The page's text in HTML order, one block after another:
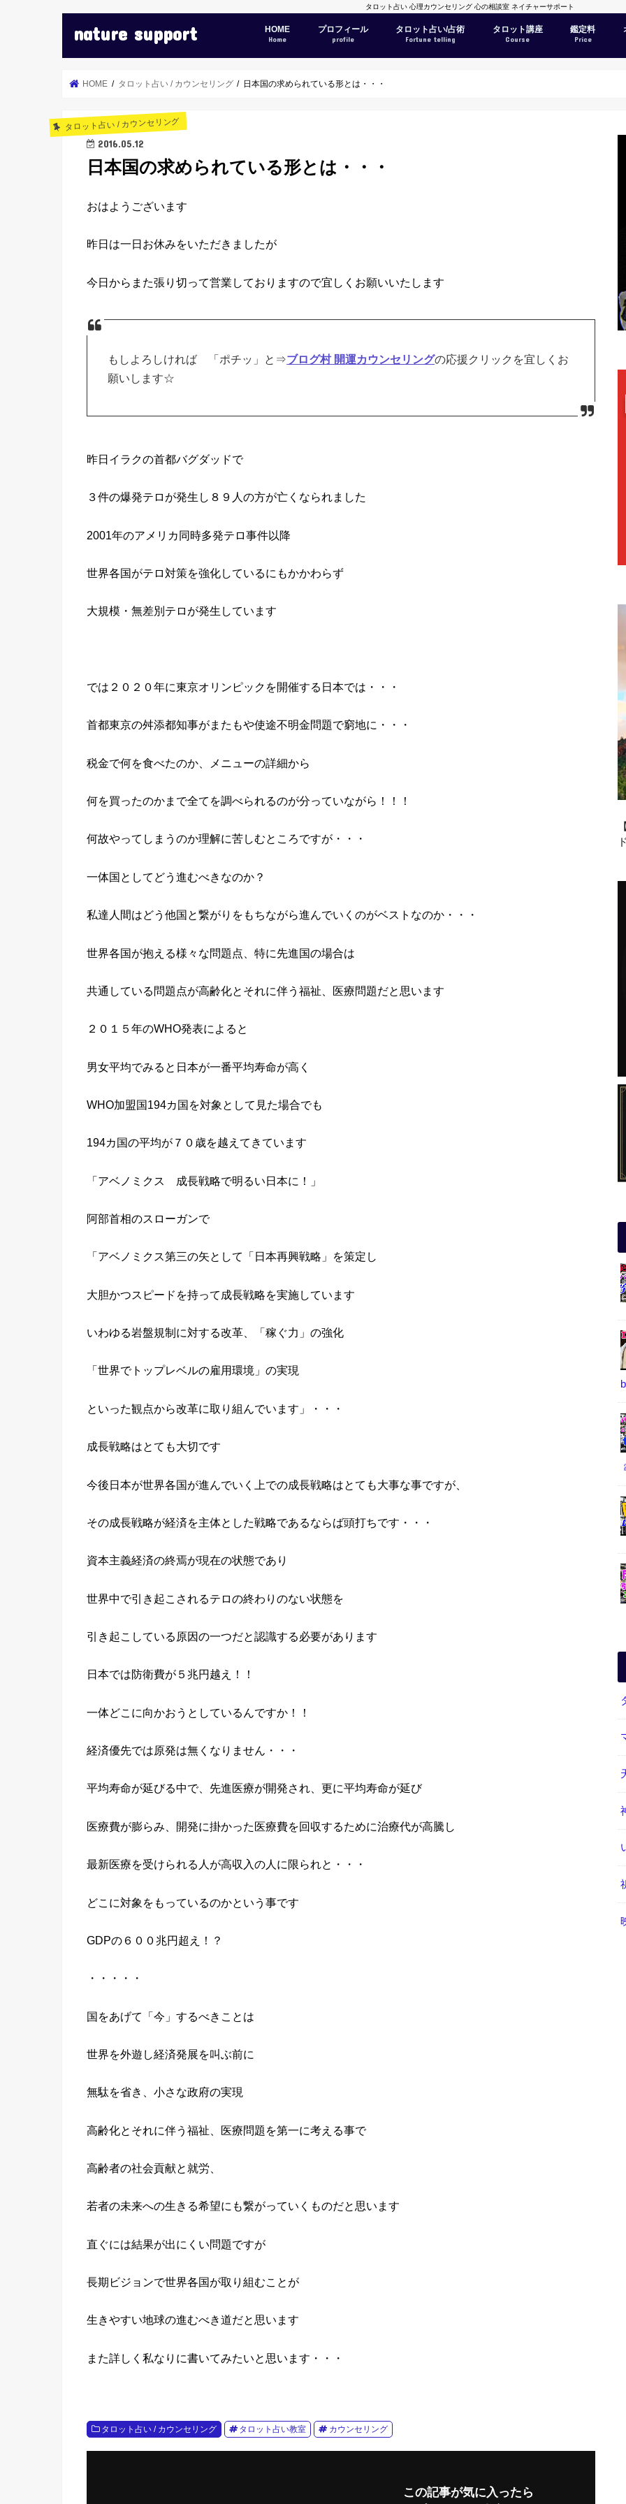
タロット占い 心理カウンセリング 心の相談室 ネイチャーサポート
nature support HOME
Home
プロフィール
profile
タロット占い/占術
Fortune telling
タロット講座
Course
鑑定料
Price
HOME タロット占い / カウンセリング 日本国の求められている形とは・・・
タロット占い / カウンセリング
2016.05.12
日本国の求められている形とは・・・
おはようございます
昨日は一日お休みをいただきましたが
今日からまた張り切って営業しておりますので宜しくお願いいたします
もしよろしければ 「ポチッ」と⇒ブログ村 開運カウンセリングの応援クリックを宜しくお
願いします☆
昨日イラクの首都バグダッドで
３件の爆発テロが発生し８９人の方が亡くなられました
2001年のアメリカ同時多発テロ事件以降
世界各国がテロ対策を強化しているにもかかわらず
大規模・無差別テロが発生しています
では２０２０年に東京オリンピックを開催する日本では・・・
首都東京の舛添都知事がまたもや使途不明金問題で窮地に・・・
税金で何を食べたのか、メニューの詳細から
何を買ったのかまで全てを調べられるのが分っていながら！！！
何故やってしまうのか理解に苦しむところですが・・・
一体国としてどう進むべきなのか？
私達人間はどう他国と繋がりをもちながら進んでいくのがベストなのか・・・
世界各国が抱える様々な問題点、特に先進国の場合は
共通している問題点が高齢化とそれに伴う福祉、医療問題だと思います
２０１５年のWHO発表によると
男女平均でみると日本が一番平均寿命が高く
WHO加盟国194カ国を対象として見た場合でも
194カ国の平均が７０歳を越えてきています
「アベノミクス 成長戦略で明るい日本に！」
阿部首相のスローガンで
「アベノミクス第三の矢として「日本再興戦略」を策定し
大胆かつスピードを持って成長戦略を実施しています
いわゆる岩盤規制に対する改革、「稼ぐ力」の強化
「世界でトップレベルの雇用環境」の実現
といった観点から改革に取り組んでいます」・・・
成長戦略はとても大切です
今後日本が世界各国が進んでいく上での成長戦略はとても大事な事ですが、
その成長戦略が経済を主体とした戦略であるならば頭打ちです・・・
資本主義経済の終焉が現在の状態であり
世界中で引き起こされるテロの終わりのない状態を
引き起こしている原因の一つだと認識する必要があります
日本では防衛費が５兆円越え！！
一体どこに向かおうとしているんですか！！
経済優先では原発は無くなりません・・・
平均寿命が延びる中で、先進医療が開発され、更に平均寿命が延び
医療費が膨らみ、開発に掛かった医療費を回収するために治療代が高騰し
最新医療を受けられる人が高収入の人に限られと・・・
どこに対象をもっているのかという事です
GDPの６００兆円超え！？
・・・・・
国をあげて「今」するべきことは
世界を外遊し経済発展を叫ぶ前に
無駄を省き、小さな政府の実現
高齢化とそれに伴う福祉、医療問題を第一に考える事で
高齢者の社会貢献と就労、
若者の未来への生きる希望にも繋がっていくものだと思います
直ぐには結果が出にくい問題ですが
長期ビジョンで世界各国が取り組むことが
生きやすい地球の進むべき道だと思います
また詳しく私なりに書いてみたいと思います・・・
タロット占い / カウンセリング タロット占い教室 カウンセリング
この記事が気に入ったら